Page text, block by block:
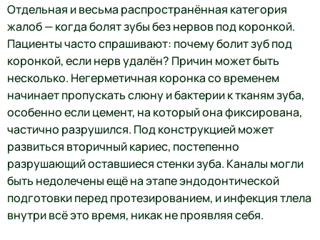
Отдельная и весьма распространённая категория
жалоб — когда болят зубы без нервов под коронкой.
Пациенты часто спрашивают: почему болит зуб под
коронкой, если нерв удалён? Причин может быть
несколько. Негерметичная коронка со временем
начинает пропускать слюну и бактерии к тканям зуба,
особенно если цемент, на который она фиксирована,
частично разрушился. Под конструкцией может
развиться вторичный кариес, постепенно
разрушающий оставшиеся стенки зуба. Каналы могли
быть недолечены ещё на этапе эндодонтической
подготовки перед протезированием, и инфекция тлела
внутри всё это время, никак не проявляя себя.